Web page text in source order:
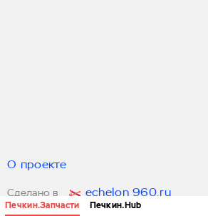
Печкин.Запчасти Печкин.Hub
О проекте
Сделано в echelon 960.ru